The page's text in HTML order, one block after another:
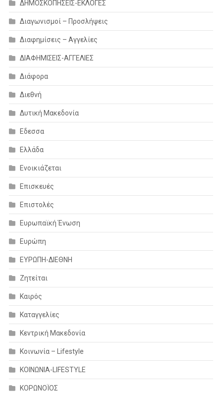
ΔΗΜΟΣΚΟΠΗΣΕΙΣ-ΕΚΛΟΓΕΣ
Διαγωνισμοί – Προσλήψεις
Διαφημίσεις – Αγγελίες
ΔΙΑΦΗΜΙΣΕΙΣ-ΑΓΓΕΛΙΕΣ
Διάφορα
Διεθνή
Δυτική Μακεδονία
Εδεσσα
Ελλάδα
Ενοικιάζεται
Επισκευές
Επιστολές
Ευρωπαϊκή Ένωση
Ευρώπη
ΕΥΡΩΠΗ-ΔΙΕΘΝΗ
Ζητείται
Καιρός
Καταγγελίες
Κεντρική Μακεδονία
Κοινωνία – Lifestyle
ΚΟΙΝΩΝΙΑ-LIFESTYLE
ΚΟΡΩΝΟΪΟΣ